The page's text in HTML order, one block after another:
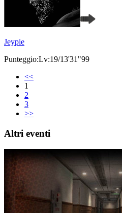
Jeypie
Punteggio:Lv:19/13'31"99
<<
1
2
3
>>
Altri eventi